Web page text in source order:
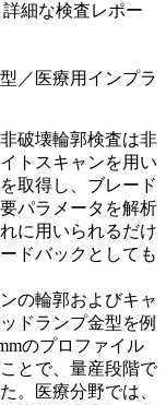
細な検査レポー
／医療用インプラ
破壊輪郭検査は非
トスキャンを用い
取得し、ブレード
パラメータを解析
に用いられるだけ
ドバックとしても
の輪郭およびキャ
ドランプ金型を例
のプロファイル
とで、量産段階で
。医療分野では、